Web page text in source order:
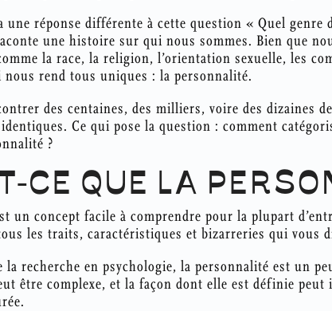
une réponse différente à cette question « Quel genre
une histoire sur qui nous sommes. Bien que
la race, la religion, l’orientation sexuelle, les
nous rend tous uniques : la personnalité.
des centaines, des milliers, voire des dizaines
Ce qui pose la question : comment
?
CE QUE LA
un concept facile à comprendre pour la plupart
les traits, caractéristiques et bizarreries qui vous
la recherche en psychologie, la personnalité est un
être complexe, et la façon dont elle est définie